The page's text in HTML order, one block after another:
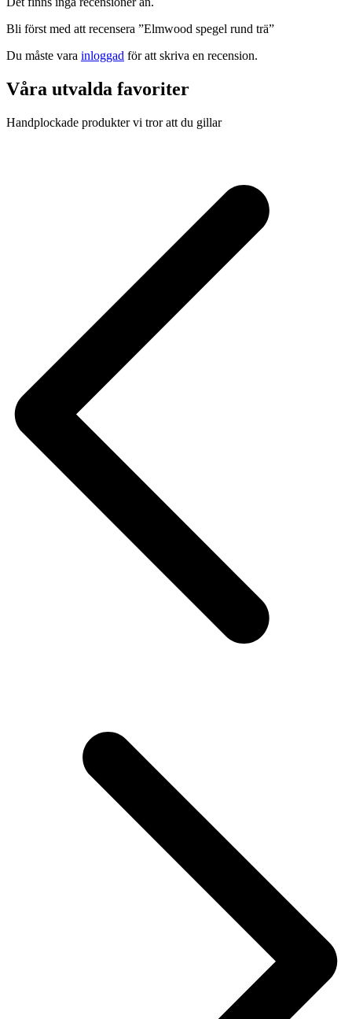
Bli först med att recensera ”Elmwood spegel rund trä”
Du måste vara inloggad för att skriva en recension.
Våra utvalda favoriter
Handplockade produkter vi tror att du gillar